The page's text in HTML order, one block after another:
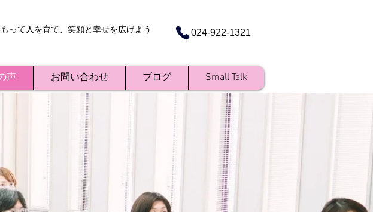
って人を育て、笑顔と幸せを広げよう 024-922-1321
声 お問い合わせ ブログ Small Talk